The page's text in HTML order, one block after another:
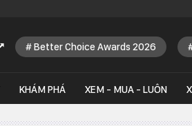
Better Choice Awards 2026
KHÁM PHÁ XEM - MUA - LUÔN